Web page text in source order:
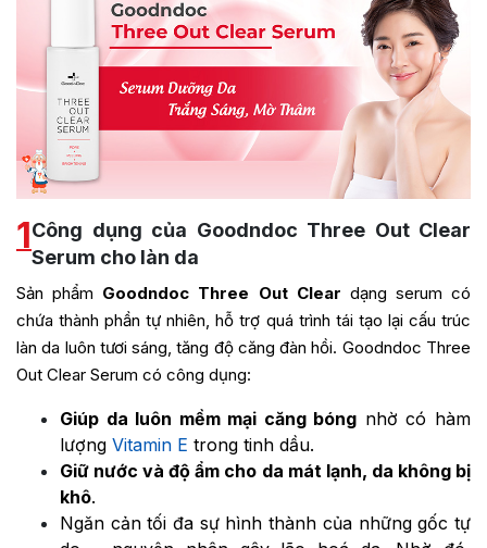
1Công dụng của Goodndoc Three Out Clear
Serum cho làn da
Sản phẩm Goodndoc Three Out Clear dạng serum có
chứa thành phần tự nhiên, hỗ trợ quá trình tái tạo lại cấu trúc
làn da luôn tươi sáng, tăng độ căng đàn hồi. Goodndoc Three
Out Clear Serum có công dụng:
Giúp da luôn mềm mại căng bóng nhờ có hàm
lượng Vitamin E trong tinh dầu.
Giữ nước và độ ẩm cho da mát lạnh, da không bị
khô.
Ngăn cản tối đa sự hình thành của những gốc tự